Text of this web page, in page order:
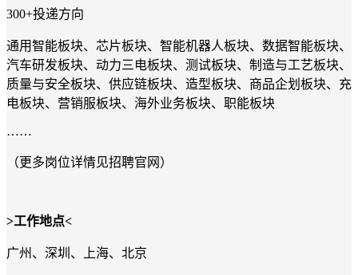
300+投递方向
通用智能板块、芯片板块、智能机器人板块、数据智能板块、
汽车研发板块、动力三电板块、测试板块、制造与工艺板块、
质量与安全板块、供应链板块、造型板块、商品企划板块、充
电板块、营销服板块、海外业务板块、职能板块
……
（更多岗位详情见招聘官网）
>工作地点<
广州、深圳、上海、北京